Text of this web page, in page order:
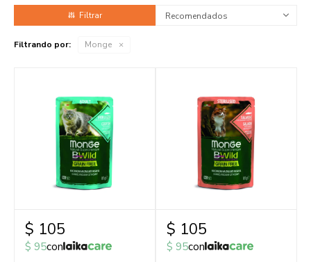
Recomendados
Filtrando por: Monge
$ 105
$ 95con
$ 105
$ 95con